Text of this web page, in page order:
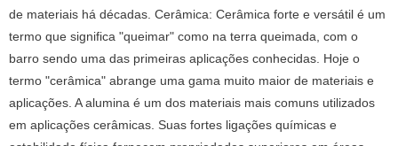
de materiais há décadas. Cerâmica: Cerâmica forte e versátil é um
termo que significa "queimar" como na terra queimada, com o
barro sendo uma das primeiras aplicações conhecidas. Hoje o
termo "cerâmica" abrange uma gama muito maior de materiais e
aplicações. A alumina é um dos materiais mais comuns utilizados
em aplicações cerâmicas. Suas fortes ligações químicas e